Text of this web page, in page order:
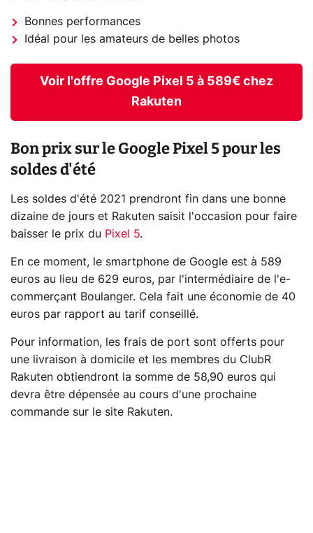
Bonnes performances
Idéal pour les amateurs de belles photos
Voir l'offre Google Pixel 5 à 589€ chez
Rakuten
Bon prix sur le Google Pixel 5 pour les
soldes d'été
Les soldes d'été 2021 prendront fin dans une bonne
dizaine de jours et Rakuten saisit l'occasion pour faire
baisser le prix du Pixel 5.
En ce moment, le smartphone de Google est à 589
euros au lieu de 629 euros, par l'intermédiaire de l'e-
commerçant Boulanger. Cela fait une économie de 40
euros par rapport au tarif conseillé.
Pour information, les frais de port sont offerts pour
une livraison à domicile et les membres du ClubR
Rakuten obtiendront la somme de 58,90 euros qui
devra être dépensée au cours d'une prochaine
commande sur le site Rakuten.